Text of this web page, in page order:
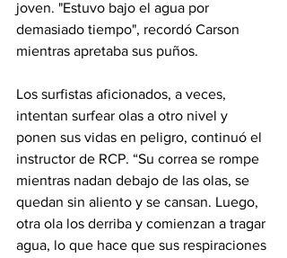
joven. "Estuvo bajo el agua por
demasiado tiempo", recordó Carson
mientras apretaba sus puños.
Los surfistas aficionados, a veces,
intentan surfear olas a otro nivel y
ponen sus vidas en peligro, continuó el
instructor de RCP. “Su correa se rompe
mientras nadan debajo de las olas, se
quedan sin aliento y se cansan. Luego,
otra ola los derriba y comienzan a tragar
agua, lo que hace que sus respiraciones